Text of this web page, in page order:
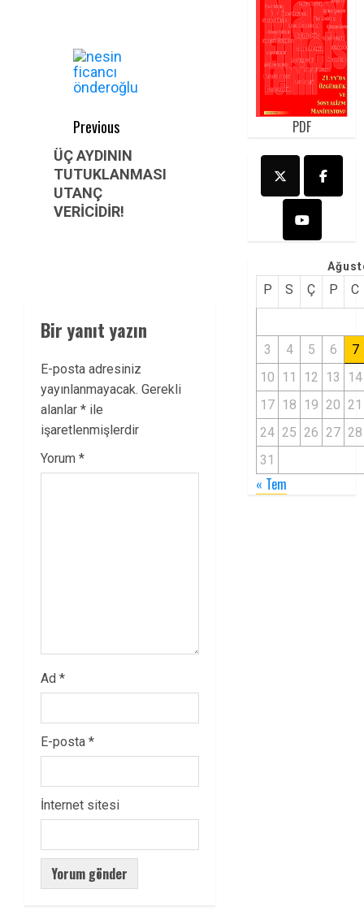
Post
navigation
Previous
Previous
post:
ÜÇ AYDININ
TUTUKLANMASI
UTANÇ
VERİCİDİR!
Bir yanıt yazın
E-posta adresiniz
yayınlanmayacak. Gerekli
alanlar * ile
işaretlenmişlerdir
Yorum *
Ad *
E-posta *
İnternet sitesi
PDF
P S Ç P C
3 4 5 6
7
10 11 12 13
14
17 18 19 20 21
24 25 26 27 28
31
« Tem